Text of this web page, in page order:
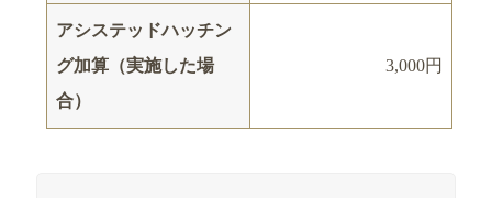
アシステッドハッチン
グ加算（実施した場
合）
3,000円